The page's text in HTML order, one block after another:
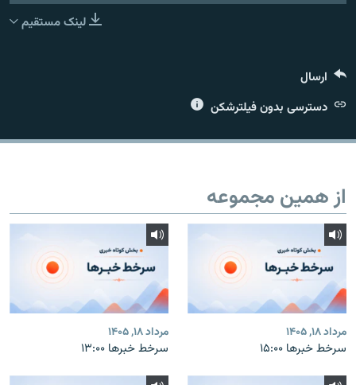
لینک مستقیم
ارسال
دسترسی بدون فیلترشکن
از همین مجموعه
مرداد ۱۸, ۱۴۰۵
سرخط خبرها ۱۵:۰۰
مرداد ۱۸, ۱۴۰۵
سرخط خبرها ۱۳:۰۰